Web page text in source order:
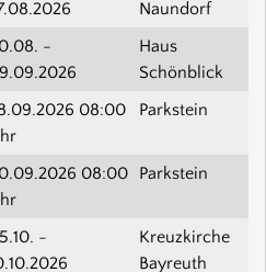
Naundorf
-
Haus
Schönblick
08:00
Parkstein
08:00
Parkstein
-
Kreuzkirche
Bayreuth